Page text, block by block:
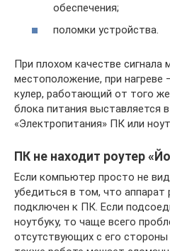
обеспечения;
поломки устройства.
При плохом качестве сигнала
местоположение, при нагреве
кулер, работающий от того
блока питания выставляется
«Электропитания» ПК или
ПК не находит роутер
Если компьютер просто не
убедиться в том, что аппарат
подключен к ПК. Если
ноутбуку, то чаще всего
отсутствующих с его